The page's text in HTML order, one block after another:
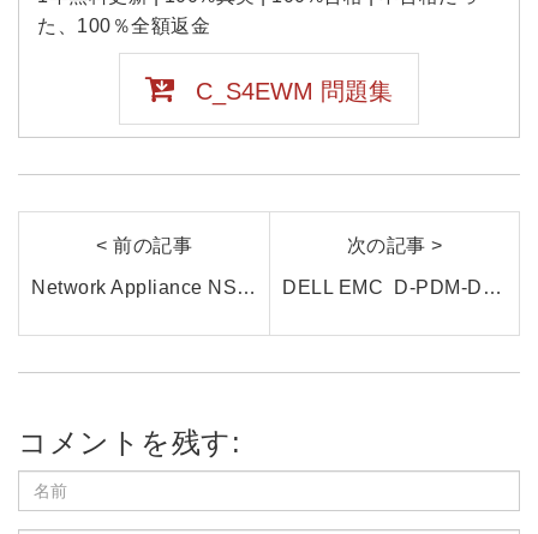
た、100％全額返金
C_S4EWM 問題集
< 前の記事
Network Appliance NS0-305試験とは？NetApp認定資格の最新情報と効率的な学習方法を紹介
次の記事 >
DELL EMC D-PDM-DY-01とは？試験内容・出題分野・効率的な学習方法をまとめて解説
コメントを残す: